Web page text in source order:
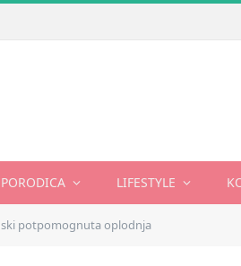
PORODICA LIFESTYLE
potpomognuta oplodnja